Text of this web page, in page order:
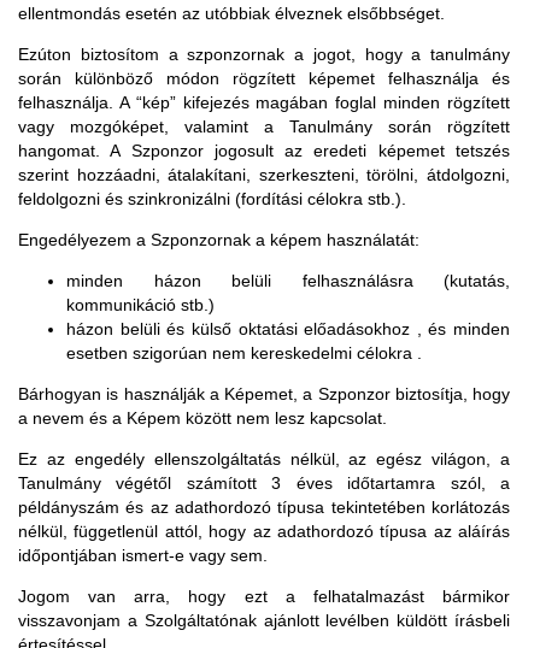
ellentmondás esetén az utóbbiak élveznek elsőbbséget.
Ezúton biztosítom a szponzornak a jogot, hogy a tanulmány
során különböző módon rögzített képemet felhasználja és
felhasználja. A “kép” kifejezés magában foglal minden rögzített
vagy mozgóképet, valamint a Tanulmány során rögzített
hangomat. A Szponzor jogosult az eredeti képemet tetszés
szerint hozzáadni, átalakítani, szerkeszteni, törölni, átdolgozni,
feldolgozni és szinkronizálni (fordítási célokra stb.).
Engedélyezem a Szponzornak a képem használatát:
minden házon belüli felhasználásra (kutatás,
kommunikáció stb.)
házon belüli és külső oktatási előadásokhoz , és minden
esetben szigorúan nem kereskedelmi célokra .
Bárhogyan is használják a Képemet, a Szponzor biztosítja, hogy
a nevem és a Képem között nem lesz kapcsolat.
Ez az engedély ellenszolgáltatás nélkül, az egész világon, a
Tanulmány végétől számított 3 éves időtartamra szól, a
példányszám és az adathordozó típusa tekintetében korlátozás
nélkül, függetlenül attól, hogy az adathordozó típusa az aláírás
időpontjában ismert-e vagy sem.
Jogom van arra, hogy ezt a felhatalmazást bármikor
visszavonjam a Szolgáltatónak ajánlott levélben küldött írásbeli
értesítéssel.